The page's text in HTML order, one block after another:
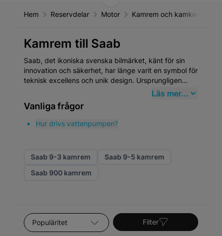
Hem Reservdelar Motor Kamrem och kamkedja
Kamrem till Saab
Saab, det ikoniska svenska bilmärket, känt för sin
innovation och säkerhet, har länge varit en symbol för
teknisk excellens och unik design. Ursprungligen
grundat 1937 som en tillverkare av flygplan, började
Saab producera bilar 1947. Denna flygtekniska
bakgrund influerade starkt utvecklingen av deras
bilar, vilket syns i deras strömlinjeformade design och
robusta konstruktion. När det gäller Kamrem, står
och säkerhetsnivåer.
Läs mer...
Vanliga frågor
Hur drivs vattenpumpen?
Saab 9-3 kamrem
Saab 9-5 kamrem
Saab 900 kamrem
Sortera efter Filter